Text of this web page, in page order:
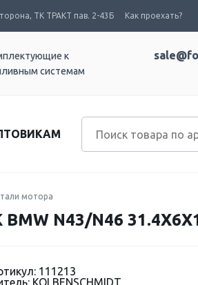
ТК ТРАКТ пав. 2-43Б Как проехать?
к
системам
мотора
N43/N46
111213
KOLBENSCHMIDT